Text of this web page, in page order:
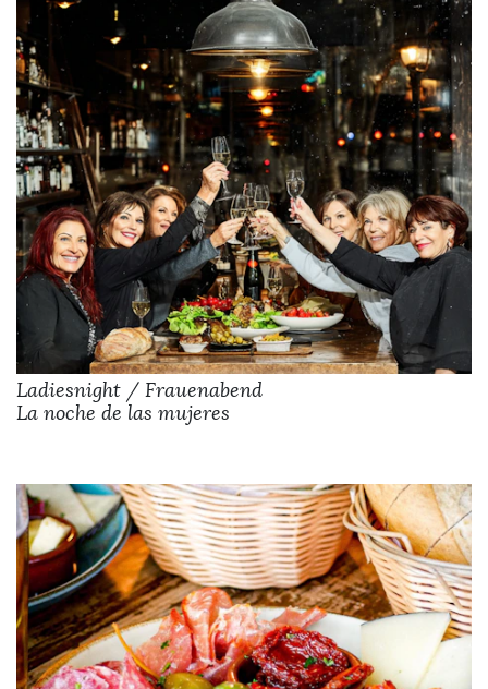
Ladiesnight / Frauenabend
La noche de las mujeres